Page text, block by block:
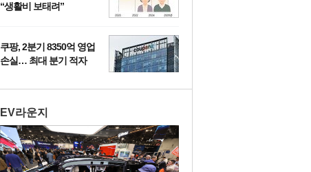
“생활비 보태려”
쿠팡, 2분기 8350억 영업
손실… 최대 분기 적자
EV라운지